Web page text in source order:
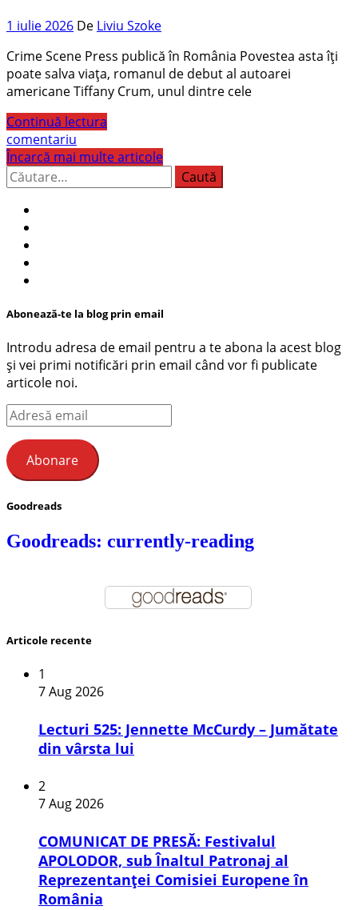
1 iulie 2026 De Liviu Szoke
Crime Scene Press publică în România Povestea asta îți
poate salva viața, romanul de debut al autoarei
americane Tiffany Crum, unul dintre cele
Continuă lectura
comentariu
Încarcă mai multe articole
Caută
după:
Abonează-te la blog prin email
Introdu adresa de email pentru a te abona la acest blog
și vei primi notificări prin email când vor fi publicate
articole noi.
Adresă
email
Abonare
Goodreads
Goodreads: currently-reading
Articole recente
1
7 Aug 2026
Lecturi 525: Jennette McCurdy – Jumătate
din vârsta lui
2
7 Aug 2026
COMUNICAT DE PRESĂ: Festivalul
APOLODOR, sub Înaltul Patronaj al
Reprezentanței Comisiei Europene în
România